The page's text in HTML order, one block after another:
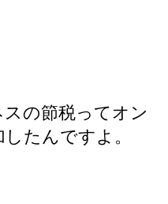
の節税ってオン
たんですよ。